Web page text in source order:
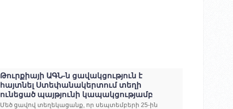
Թուրքիայի ԱԳՆ-ն ցավակցություն է
հայտնել Ստեփանակերտում տեղի
ունեցած պայթյունի կապակցությամբ
Մեծ ցավով տեղեկացանք, որ սեպտեմբերի 25-ին